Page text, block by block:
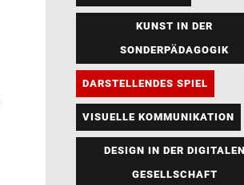
KUNST IN DER
SONDERPÄDAGOGIK
DARSTELLENDES SPIEL
VISUELLE KOMMUNIKATION
DESIGN IN DER DIGITALEN
GESELLSCHAFT